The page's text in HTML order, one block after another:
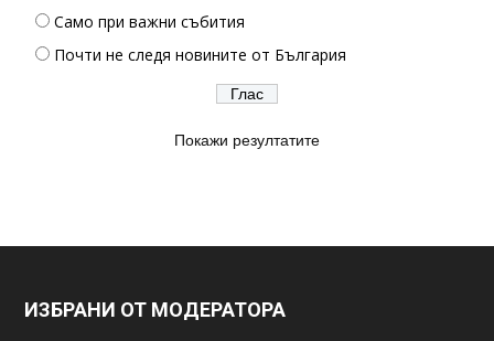
Само при важни събития
Почти не следя новините от България
Покажи резултатите
ИЗБРАНИ ОТ МОДЕРАТОРА